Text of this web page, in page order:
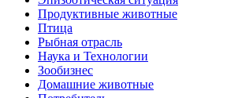
Продуктивные животные
Птица
Рыбная отрасль
Наука и Технологии
Зообизнес
Домашние животные